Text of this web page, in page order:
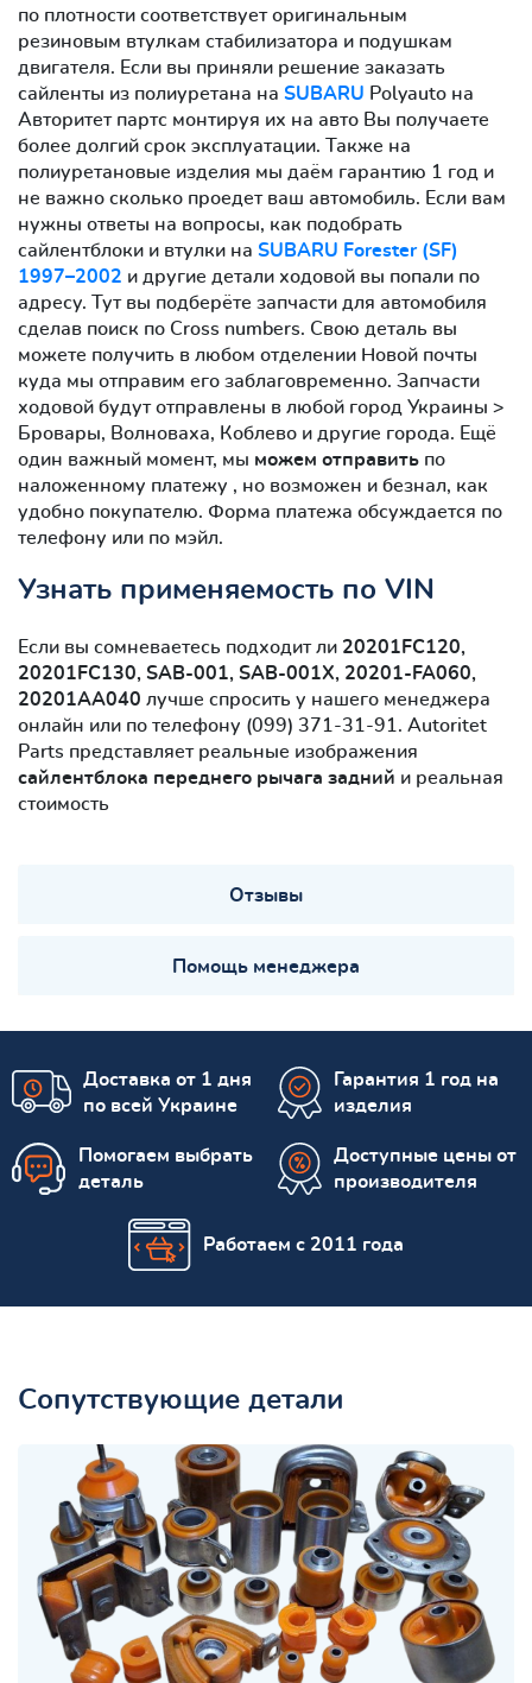
по плотности соответствует оригинальным
резиновым втулкам стабилизатора и подушкам
двигателя. Если вы приняли решение заказать
сайленты из полиуретана на SUBARU Polyauto на
Авторитет партс монтируя их на авто Вы получаете
более долгий срок эксплуатации. Также на
полиуретановые изделия мы даём гарантию 1 год и
не важно сколько проедет ваш автомобиль. Если вам
нужны ответы на вопросы, как подобрать
сайлентблоки и втулки на SUBARU Forester (SF)
1997–2002 и другие детали ходовой вы попали по
адресу. Тут вы подберёте запчасти для автомобиля
сделав поиск по Cross numbers. Свою деталь вы
можете получить в любом отделении Новой почты
куда мы отправим его заблаговременно. Запчасти
ходовой будут отправлены в любой город Украины >
Бровары, Волноваха, Коблево и другие города. Ещё
один важный момент, мы можем отправить по
наложенному платежу , но возможен и безнал, как
удобно покупателю. Форма платежа обсуждается по
телефону или по мэйл.
Узнать применяемость по VIN
Если вы сомневаетесь подходит ли 20201FC120,
20201FC130, SAB-001, SAB-001X, 20201-FA060,
20201AA040 лучше спросить у нашего менеджера
онлайн или по телефону (099) 371-31-91. Autoritet
Parts представляет реальные изображения
сайлентблокa переднего рычага задний и реальная
стоимость
Отзывы
Помощь менеджера
Доставка от 1 дня
по всей Украине
Гарантия 1 год на
изделия
Помогаем выбрать
деталь
Доступные цены от
производителя
Работаем с 2011 года
Сопутствующие детали